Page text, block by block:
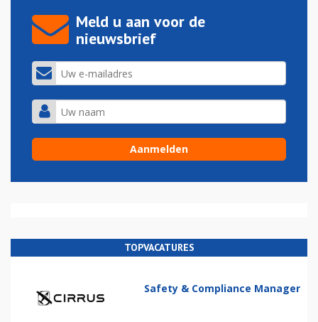
Meld u aan voor de
nieuwsbrief
TOPVACATURES
Safety & Compliance Manager